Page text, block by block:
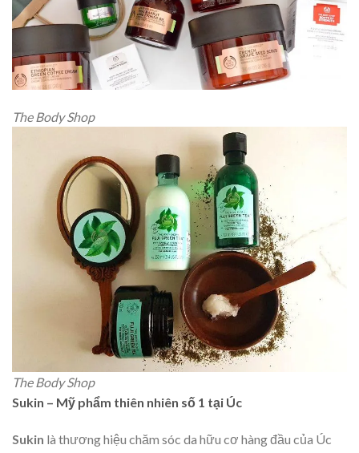
The Body Shop
The Body Shop
Sukin – Mỹ phẩm thiên nhiên số 1 tại Úc
Sukin là thương hiệu chăm sóc da hữu cơ hàng đầu của Úc